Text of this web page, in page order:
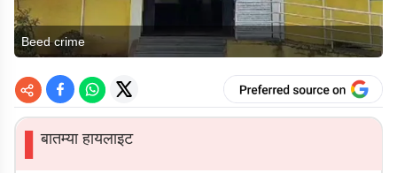
Beed crime
▌बातम्या हायलाइट